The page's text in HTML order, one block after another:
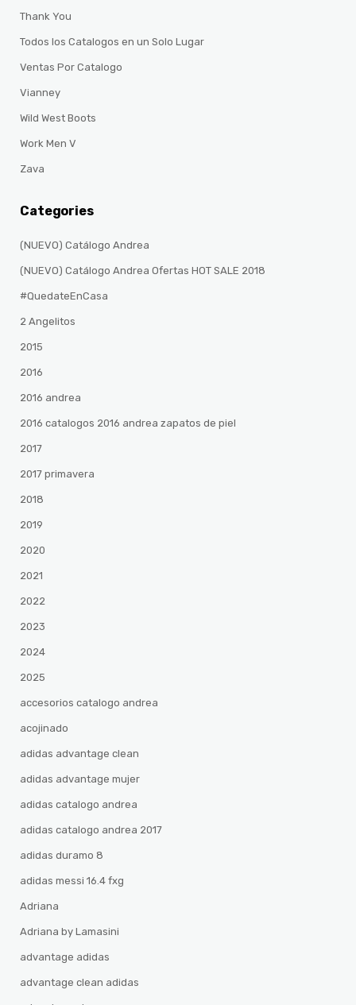
Thank You
Todos los Catalogos en un Solo Lugar
Ventas Por Catalogo
Vianney
Wild West Boots
Work Men V
Zava
Categories
(NUEVO) Catálogo Andrea
(NUEVO) Catálogo Andrea Ofertas HOT SALE 2018
#QuedateEnCasa
2 Angelitos
2015
2016
2016 andrea
2016 catalogos 2016 andrea zapatos de piel
2017
2017 primavera
2018
2019
2020
2021
2022
2023
2024
2025
accesorios catalogo andrea
acojinado
adidas advantage clean
adidas advantage mujer
adidas catalogo andrea
adidas catalogo andrea 2017
adidas duramo 8
adidas messi 16.4 fxg
Adriana
Adriana by Lamasini
advantage adidas
advantage clean adidas